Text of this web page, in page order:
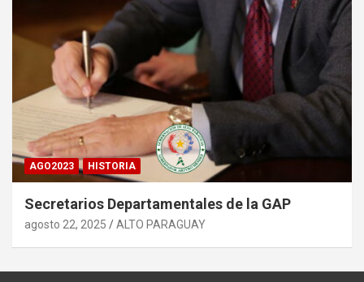
AGO2023 HISTORIA
Secretarios Departamentales de la GAP
agosto 22, 2025 ALTO PARAGUAY